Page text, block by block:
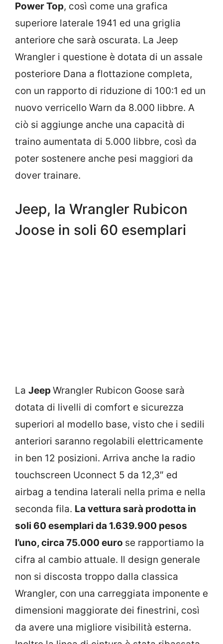
Power Top, così come una grafica
superiore laterale 1941 ed una griglia
anteriore che sarà oscurata. La Jeep
Wrangler i questione è dotata di un assale
posteriore Dana a flottazione completa,
con un rapporto di riduzione di 100:1 ed un
nuovo verricello Warn da 8.000 libbre. A
ciò si aggiunge anche una capacità di
traino aumentata di 5.000 libbre, così da
poter sostenere anche pesi maggiori da
dover trainare.
Jeep, la Wrangler Rubicon
Joose in soli 60 esemplari
La JeepWrangler Rubicon Goose sarà
dotata di livelli di comfort e sicurezza
superiori al modello base, visto che i sedili
anteriori saranno regolabili elettricamente
in ben 12 posizioni. Arriva anche la radio
touchscreen Uconnect 5 da 12,3″ ed
airbag a tendina laterali nella prima e nella
seconda fila. La vettura sarà prodotta in
soli 60 esemplari da 1.639.900 pesos
l’uno, circa 75.000 euro se rapportiamo la
cifra al cambio attuale. Il design generale
non si discosta troppo dalla classica
Wrangler, con una carreggiata imponente e
dimensioni maggiorate dei finestrini, così
da avere una migliore visibilità esterna.